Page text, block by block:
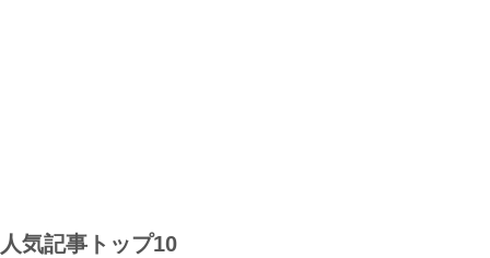
人気記事トップ10